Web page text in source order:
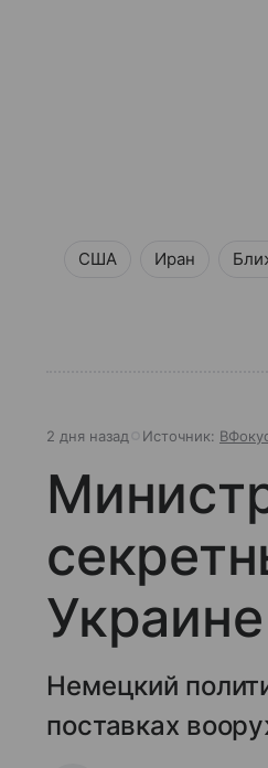
США Иран
2 дня назад Источник:
Украине
Немецкий
поставках